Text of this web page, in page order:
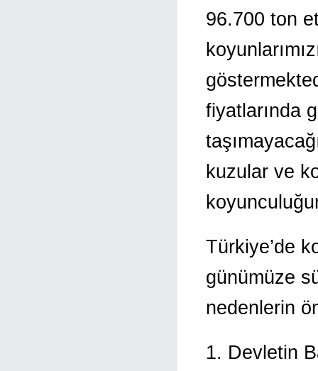
96.700 ton
fiyatlarında
kuzular ve
Türkiye’de
günümüze
nedenlerin
1. Devletin